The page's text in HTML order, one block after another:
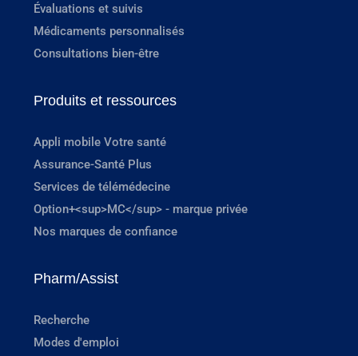
Évaluations et suivis
Médicaments personnalisés
Consultations bien-être
Produits et ressources
Appli mobile Votre santé
Assurance-Santé Plus
Services de télémédecine
Option+<sup>MC</sup> - marque privée
Nos marques de confiance
Pharm/Assist
Recherche
Modes d'emploi